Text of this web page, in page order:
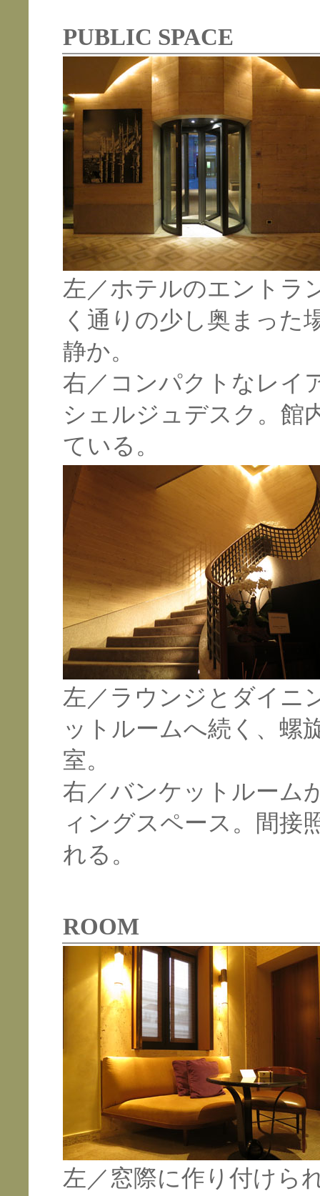
PUBLIC SPACE
左／ホテルのエントラ
く通りの少し奥まった
静か。
右／コンパクトなレイ
シェルジュデスク。館
ている。
左／ラウンジとダイニ
ットルームへ続く、螺
室。
右／バンケットルーム
ィングスペース。間接
れる。
ROOM
左／窓際に作り付けら